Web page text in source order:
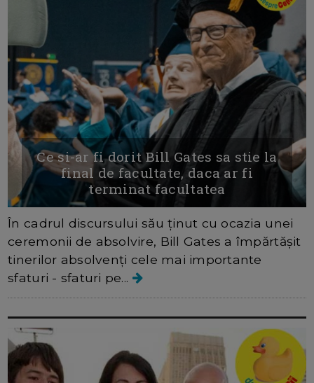
Ce si-ar fi dorit Bill Gates sa stie la
final de facultate, daca ar fi
terminat facultatea
În cadrul discursului său ținut cu ocazia unei
ceremonii de absolvire, Bill Gates a împărtășit
tinerilor absolvenți cele mai importante
sfaturi - sfaturi pe...